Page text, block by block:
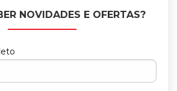
NOVIDADES E OFERTAS?